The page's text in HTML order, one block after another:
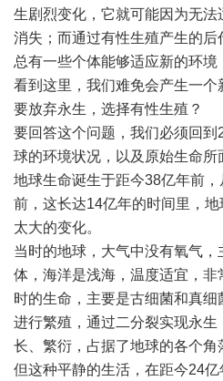
生剧烈变化，它就可能因为无
消失；而通过有性生殖产生的后
总有一些个体能够适应新的环境
看到这里，我们难免会产生一
要放弃永生，选择有性生殖？
要回答这个问题，我们必须回
球的环境状况，以及原始生命所
地球生命诞生于距今38亿年前
前，这长达14亿年的时间里，
太大的变化。
当时的地球，大气中没有氧气
体，海洋是浅海，温度适宜，
时的生命，主要是古细菌和真
进行繁殖，通过二分裂实现永
长、繁衍，占据了地球的各个角
但这种平静的生活，在距今24